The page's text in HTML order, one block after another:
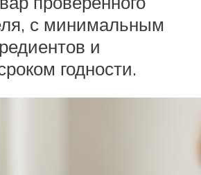
с минимальным
и
годности.